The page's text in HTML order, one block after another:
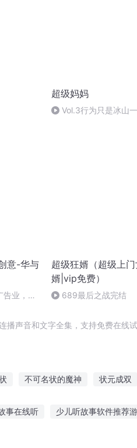
超级妈妈
Vol.3行为只是冰山一
意-华与
业，为
超级狂婿（超级上
婿|vip免费）
689最后之战完结
声音和文字全集，支持免费在线
不可名状的魔神 状元成双
事在线听 少儿听故事软件推荐